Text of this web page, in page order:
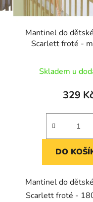
u
k
t
Mantinel do
Scarlett froté -
Skladem u
329
DO
Mantinel do
Scarlett froté -